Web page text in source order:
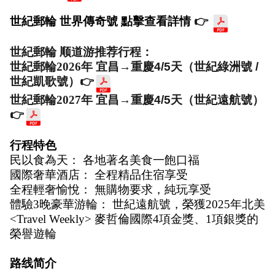
世紀郵輪 世界傳奇號 點擊查看詳情 👉
世紀郵輪 顺道游推荐行程：
世紀郵輪2026年 宜昌→重慶4/5天（世紀綠洲號 /
世紀凱歌號） 👉
世紀郵輪2027年 宜昌→重慶4/5天（世紀遠航號）
👉
行程特色
民以食為天： 各地著名美食一飽口福
國際奢華酒店： 全程精品住宿享受
全程輕奢愉悅： 無購物要求，純玩享受
體驗3晚豪華游輪： 世紀遠航號，榮獲2025年北美
<Travel Weekly> 麥哲倫國際4項金獎、1項銀獎的
榮譽遊輪
路线简介